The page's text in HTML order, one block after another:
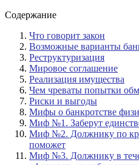
Содержание
Что говорит закон
Возможные варианты
Реструктуризация
Мировое соглашение
Реализация имущества
Чем чреваты попытки
Риски и выгоды
Мифы о банкротстве
Миф №1. Заберут
Миф №2. Должнику по
поможет
Миф №3. Должнику в